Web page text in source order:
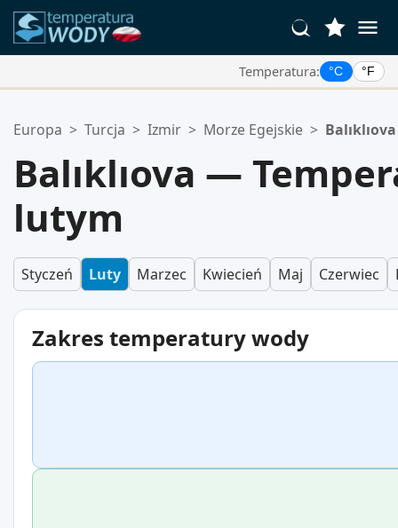
Temperatura: °C °F
Twoja lista ulubionych jest pusta.
Europa > Turcja > Izmir > Morze Egejskie > Balıklıova
Balıklıova —
lutym
Styczeń Luty Marzec Kwiecień Maj Czerwiec
Zakres temperatury wody